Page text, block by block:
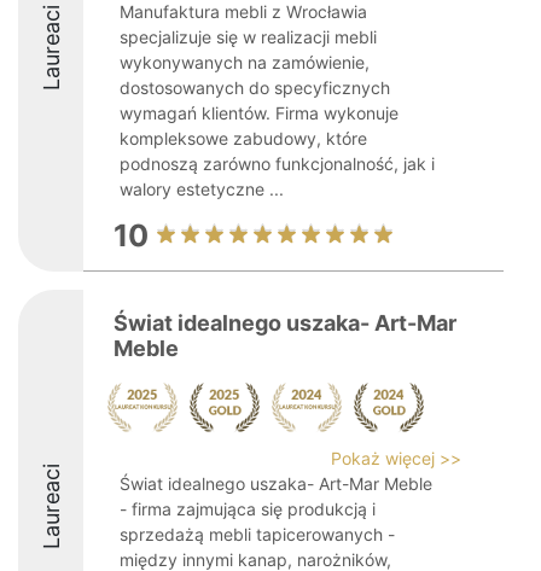
Laureaci
Manufaktura mebli z Wrocławia
specjalizuje się w realizacji mebli
wykonywanych na zamówienie,
dostosowanych do specyficznych
wymagań klientów. Firma wykonuje
kompleksowe zabudowy, które
podnoszą zarówno funkcjonalność, jak i
walory estetyczne ...
10
Laureaci
Świat idealnego uszaka- Art-Mar
Meble
Pokaż więcej >>
Świat idealnego uszaka- Art-Mar Meble
- firma zajmująca się produkcją i
sprzedażą mebli tapicerowanych -
między innymi kanap, narożników,